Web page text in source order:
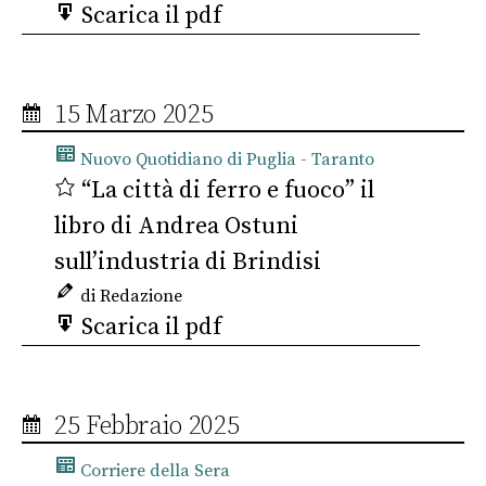
Scarica il pdf
15 Marzo 2025
Nuovo Quotidiano di Puglia - Taranto
“La città di ferro e fuoco” il
libro di Andrea Ostuni
sull’industria di Brindisi
di Redazione
Scarica il pdf
25 Febbraio 2025
Corriere della Sera